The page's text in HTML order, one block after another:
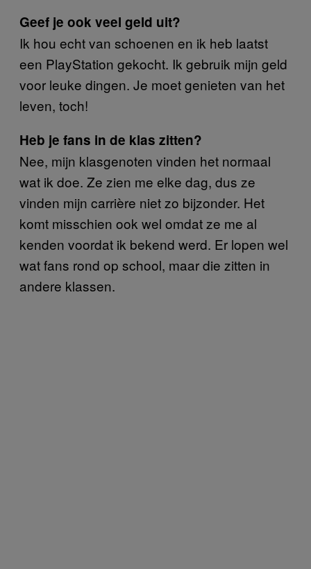
Geef je ook veel geld uit?
Ik hou echt van schoenen en ik heb laatst
een PlayStation gekocht. Ik gebruik mijn geld
voor leuke dingen. Je moet genieten van het
leven, toch!
Heb je fans in de klas zitten?
Nee, mijn klasgenoten vinden het normaal
wat ik doe. Ze zien me elke dag, dus ze
vinden mijn carrière niet zo bijzonder. Het
komt misschien ook wel omdat ze me al
kenden voordat ik bekend werd. Er lopen wel
wat fans rond op school, maar die zitten in
andere klassen.